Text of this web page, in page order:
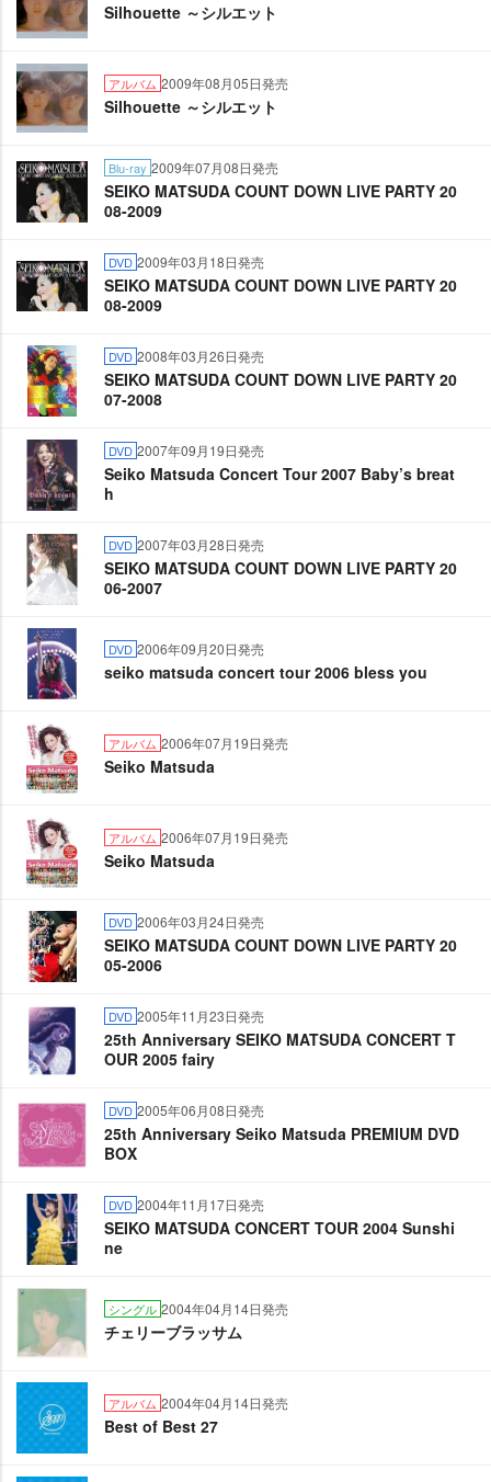
Silhouette ～シルエット
アルバム 2009年08月05日発売
Silhouette ～シルエット
Blu-ray 2009年07月08日発売
SEIKO MATSUDA COUNT DOWN LIVE PARTY 20
08-2009
DVD 2009年03月18日発売
SEIKO MATSUDA COUNT DOWN LIVE PARTY 20
08-2009
DVD 2008年03月26日発売
SEIKO MATSUDA COUNT DOWN LIVE PARTY 20
07-2008
DVD 2007年09月19日発売
Seiko Matsuda Concert Tour 2007 Baby’s breat
h
DVD 2007年03月28日発売
SEIKO MATSUDA COUNT DOWN LIVE PARTY 20
06-2007
DVD 2006年09月20日発売
seiko matsuda concert tour 2006 bless you
アルバム 2006年07月19日発売
Seiko Matsuda
アルバム 2006年07月19日発売
Seiko Matsuda
DVD 2006年03月24日発売
SEIKO MATSUDA COUNT DOWN LIVE PARTY 20
05-2006
DVD 2005年11月23日発売
25th Anniversary SEIKO MATSUDA CONCERT T
OUR 2005 fairy
DVD 2005年06月08日発売
25th Anniversary Seiko Matsuda PREMIUM DVD
BOX
DVD 2004年11月17日発売
SEIKO MATSUDA CONCERT TOUR 2004 Sunshi
ne
シングル 2004年04月14日発売
チェリーブラッサム
アルバム 2004年04月14日発売
Best of Best 27